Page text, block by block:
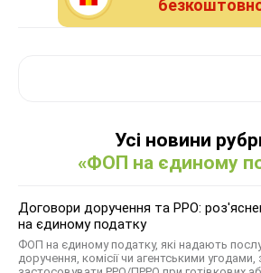
Усі новини
«ФОП на єдиному
Договори доручення та РРО:
на єдиному податку
ФОП на єдиному податку, які надають
доручення, комісії чи агентськими угодами,